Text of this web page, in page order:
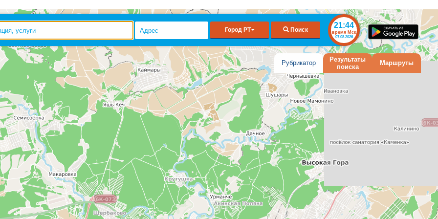
Город РТ Поиск
21:44
время Мск
07.08.2026
Рубрикатор
Результаты
поиска
Маршруты